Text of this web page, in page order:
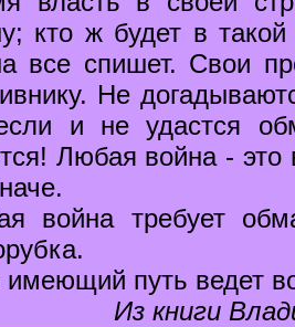
кто ж будет в
все спишет. Свои
Не
и не удастся
Любая война - это
война требует
имеющий путь ведет
Из книги